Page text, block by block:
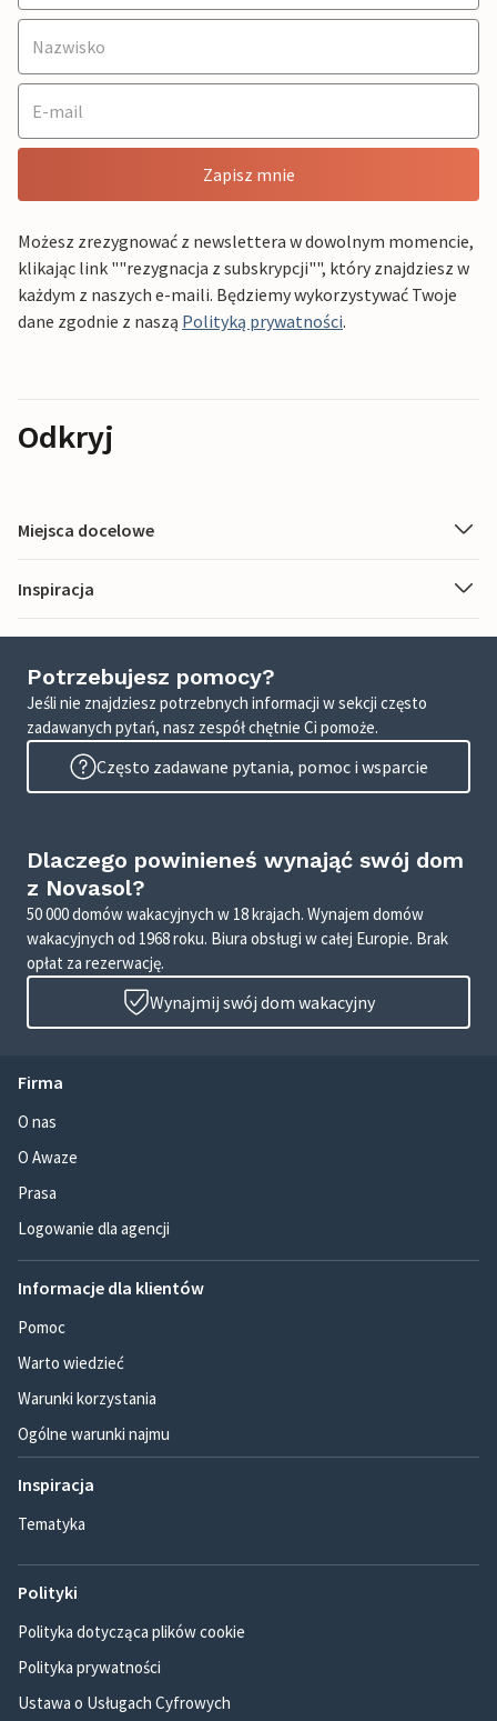
Zapisz mnie
Możesz zrezygnować z newslettera w dowolnym momencie,
klikając link ""rezygnacja z subskrypcji"", który znajdziesz w
każdym z naszych e-maili. Będziemy wykorzystywać Twoje
dane zgodnie z naszą Polityką prywatności.
Odkryj
Miejsca docelowe
Inspiracja
Potrzebujesz pomocy?
Jeśli nie znajdziesz potrzebnych informacji w sekcji często
zadawanych pytań, nasz zespół chętnie Ci pomoże.
Często zadawane pytania, pomoc i wsparcie
Dlaczego powinieneś wynająć swój dom
z Novasol?
50 000 domów wakacyjnych w 18 krajach. Wynajem domów
wakacyjnych od 1968 roku. Biura obsługi w całej Europie. Brak
opłat za rezerwację.
Wynajmij swój dom wakacyjny
Firma
O nas
O Awaze
Prasa
Logowanie dla agencji
Informacje dla klientów
Pomoc
Warto wiedzieć
Warunki korzystania
Ogólne warunki najmu
Inspiracja
Tematyka
Polityki
Polityka dotycząca plików cookie
Polityka prywatności
Ustawa o Usługach Cyfrowych